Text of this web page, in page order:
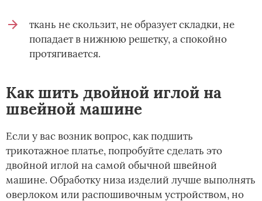
ткань не скользит, не образует складки, не
попадает в нижнюю решетку, а спокойно
протягивается.
Как шить двойной иглой на
швейной машине
Если у вас возник вопрос, как подшить
трикотажное платье, попробуйте сделать это
двойной иглой на самой обычной швейной
машине. Обработку низа изделий лучше выполнять
оверлоком или распошивочным устройством, но